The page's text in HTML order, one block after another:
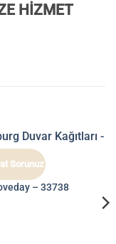
HİZMET
Sorunuz
– 33738